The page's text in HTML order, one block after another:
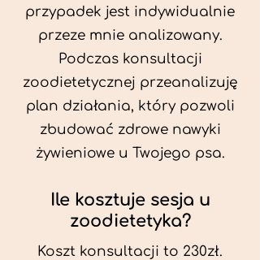
przypadek jest indywidualnie
przeze mnie analizowany.
Podczas konsultacji
zoodietetycznej przeanalizuję
plan działania, który pozwoli
zbudować zdrowe nawyki
żywieniowe u Twojego psa.
Ile kosztuje sesja u
zoodietetyka?
Koszt konsultacji to 230zł.